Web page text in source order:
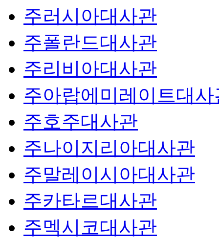
주러시아대사관
주폴란드대사관
주리비아대사관
주아랍에미레이트대사
주호주대사관
주나이지리아대사관
주말레이시아대사관
주카타르대사관
주멕시코대사관